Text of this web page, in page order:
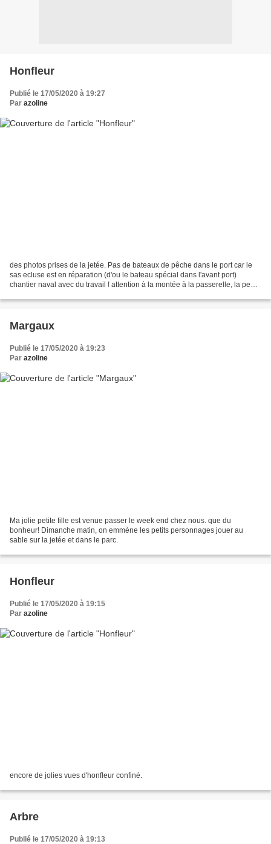
Honfleur
Publié le 17/05/2020 à 19:27
Par azoline
des photos prises de la jetée. Pas de bateaux de pêche dans le port car le
sas ecluse est en réparation (d'ou le bateau spécial dans l'avant port)
chantier naval avec du travail ! attention à la montée à la passerelle, la pente
Margaux
Publié le 17/05/2020 à 19:23
Par azoline
Ma jolie petite fille est venue passer le week end chez nous. que du
bonheur! Dimanche matin, on emmène les petits personnages jouer au
sable sur la jetée et dans le parc.
Honfleur
Publié le 17/05/2020 à 19:15
Par azoline
encore de jolies vues d'honfleur confiné.
Arbre
Publié le 17/05/2020 à 19:13